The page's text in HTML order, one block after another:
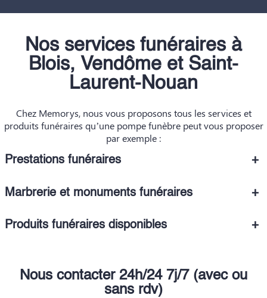
Nos services funéraires à
Blois, Vendôme et Saint-
Laurent-Nouan
Chez Memorys, nous vous proposons tous les services et
produits funéraires qu’une pompe funèbre peut vous proposer
par exemple :
Prestations funéraires +
Marbrerie et monuments funéraires +
Produits funéraires disponibles +
Nous contacter 24h/24 7j/7 (avec ou
sans rdv)